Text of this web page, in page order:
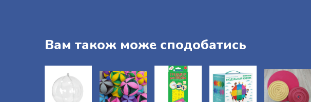
Вам також може сподобатись